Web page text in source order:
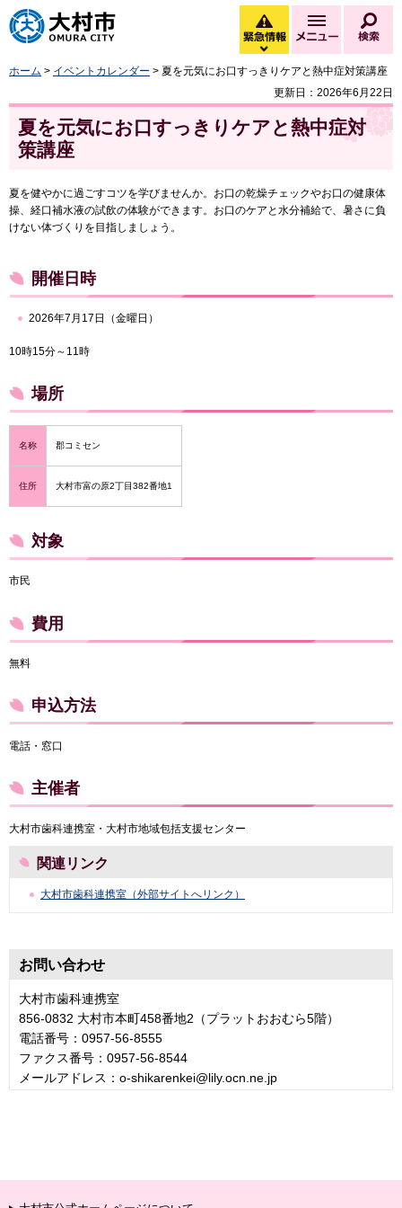
大村市
緊急情報
緊急情報を開く
メニュー
ホーム > イベントカレンダー > 夏を元気にお口すっきりケアと熱中症対策講座
更新日：2026年6月22日
夏を元気にお口すっきりケアと熱中症対
策講座
夏を健やかに過ごすコツを学びませんか。お口の乾燥チェックやお口の健康体
操、経口補水液の試飲の体験ができます。お口のケアと水分補給で、暑さに負
けない体づくりを目指しましょう。
開催日時
2026年7月17日（金曜日）
10時15分～11時
場所
名称 郡コミセン
住所 大村市富の原2丁目382番地1
対象
市民
費用
無料
申込方法
電話・窓口
主催者
大村市歯科連携室・大村市地域包括支援センター
関連リンク
大村市歯科連携室（外部サイトへリンク）
お問い合わせ
大村市歯科連携室
856-0832 大村市本町458番地2（プラットおおむら5階）
電話番号：0957-56-8555
ファクス番号：0957-56-8544
メールアドレス：o-shikarenkei@lily.ocn.ne.jp